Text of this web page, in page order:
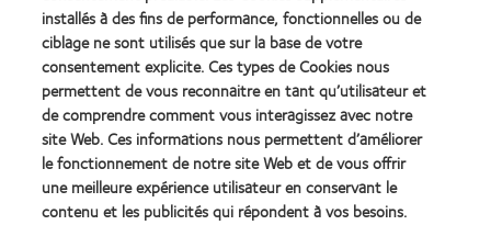
Nos produits
Trouver un spécialiste
Lentilles de contact et vision
Nouveau porteur
installés à des fins de performance, fonctionnelles ou de
ciblage ne sont utilisés que sur la base de votre
consentement explicite. Ces types de Cookies nous
permettent de vous reconnaitre en tant qu’utilisateur et
de comprendre comment vous interagissez avec notre
site Web. Ces informations nous permettent d’améliorer
le fonctionnement de notre site Web et de vous offrir
une meilleure expérience utilisateur en conservant le
contenu et les publicités qui répondent à vos besoins.